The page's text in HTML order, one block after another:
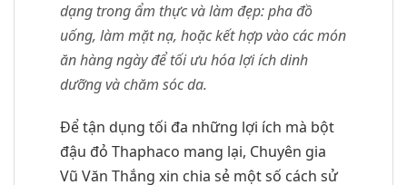
dạng trong ẩm thực và làm đẹp: pha đồ
uống, làm mặt nạ, hoặc kết hợp vào các món
ăn hàng ngày để tối ưu hóa lợi ích dinh
dưỡng và chăm sóc da.
Để tận dụng tối đa những lợi ích mà bột
đậu đỏ Thaphaco mang lại, Chuyên gia
Vũ Văn Thắng xin chia sẻ một số cách sử